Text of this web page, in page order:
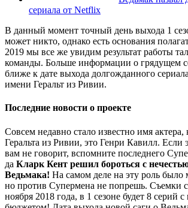
сериала от Netflix
В данный момент точный день выхода 1
может никто, однако есть основания
2019 мы все же увидим результат работы
команды. Больше информации о грядущем
ближе к дате выхода долгожданного
имени Геральт из Ривии.
Последние новости о проекте
Совсем недавно стало известно имя актера,
Геральта из Ривии, это Генри Кавилл. Если
вам не говорит, вспомните последнего
да Кларк Кент решил бороться с
Ведьмака! На самом деле на эту роль было
но против Супермена не попрешь. Съемки
ноября 2018 года, в 1 сезоне будет 8 серий